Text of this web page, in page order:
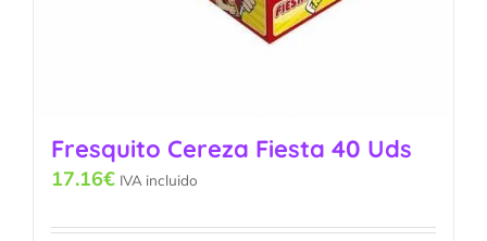
Fresquito Cereza Fiesta 40 Uds
17.16€ IVA incluido